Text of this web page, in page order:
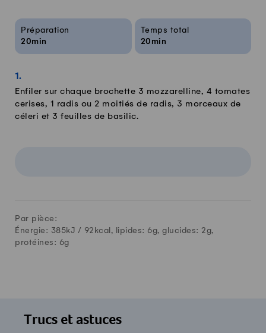
Infos sur la recette
Préparation
20min
Temps total
20min
Enfiler sur chaque brochette 3 mozzarelline, 4 tomates
cerises, 1 radis ou 2 moitiés de radis, 3 morceaux de
céleri et 3 feuilles de basilic.
Par pièce:
Énergie: 385kJ / 92 kcal, lipides: 6g, glucides: 2g,
protéines: 6g
Trucs et astuces